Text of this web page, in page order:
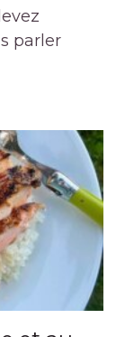
parler